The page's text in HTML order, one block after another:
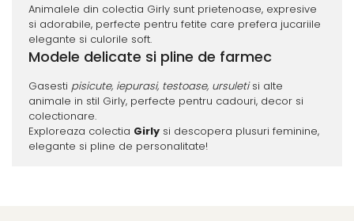
Animalele din colectia Girly sunt prietenoase, expresive
si adorabile, perfecte pentru fetite care prefera jucariile
elegante si culorile soft.
Modele delicate si pline de farmec
Gasesti pisicute, iepurasi, testoase, ursuletisi alte
animale in stil Girly, perfecte pentru cadouri, decor si
colectionare.
Exploreaza colectia Girlysi descopera plusuri feminine,
elegante si pline de personalitate!